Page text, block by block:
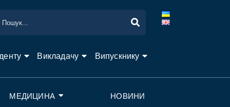
Викладачу Випускнику
МЕДИЦИНА НОВИНИ